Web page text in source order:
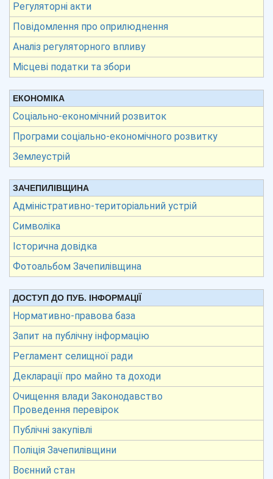
Регуляторні акти
Повідомлення про оприлюднення
Аналіз регуляторного впливу
Місцеві податки та збори
ЕКОНОМІКА
Соціально-економічний розвиток
Програми соціально-економічного розвитку
Землеустрій
ЗАЧЕПИЛІВЩИНА
Адміністративно-територіальний устрій
Символіка
Історична довідка
Фотоальбом Зачепилівщина
ДОСТУП ДО ПУБ. ІНФОРМАЦІЇ
Нормативно-правова база
Запит на публічну інформацію
Регламент селищної ради
Декларації про майно та доходи
Очищення влади Законодавство
Проведення перевірок
Публічні закупівлі
Поліція Зачепилівщини
Воєнний стан